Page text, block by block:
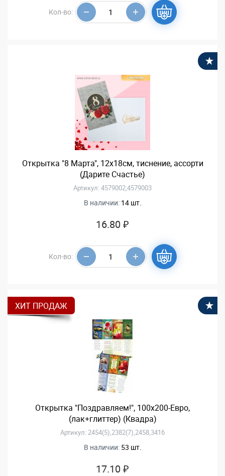
Кол-во:
Открытка "8 Марта", 12х18см, тиснение, ассорти
(Дарите Счастье)
Артикул: 4579002,4579003
В наличии: 14 шт.
16.80 ₽
Кол-во:
ХИТ ПРОДАЖ
Открытка "Поздравляем!", 100х200-Евро,
(лак+глиттер) (Квадра)
Артикул: 2454(5),2382(7),2458,3416
В наличии: 53 шт.
17.10 ₽